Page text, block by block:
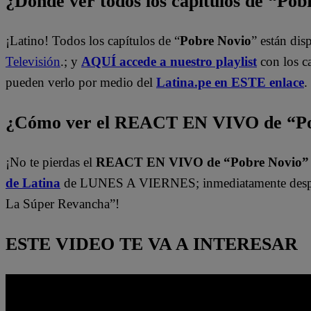
¡Latino! Todos los capítulos de “Pobre Novio” están
Televisión.; y AQUÍ accede a nuestro playlist con los
pueden verlo por medio del Latina.pe en ESTE enlace.
¿Cómo ver el REACT EN VIVO de
¡No te pierdas el REACT EN VIVO de “Pobre
de Latina de LUNES A VIERNES; inmediatamente
La Súper Revancha”!
ESTE VIDEO TE VA A INTERESAR